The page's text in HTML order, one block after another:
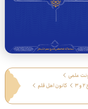
کانون اهل قلم